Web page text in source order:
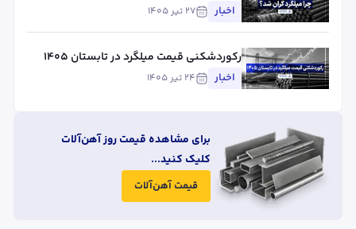
میلگرد گران شد؟
اخبار ۲۷ تیر ۱۴۰۵
رکوردشکنی قیمت میلگرد در تابستان ۱۴۰۵
اخبار ۲۴ تیر ۱۴۰۵
برای مشاهده قیمت روز آهن‌آلات
کلیک کنید...
قیمت آهن‌آلات